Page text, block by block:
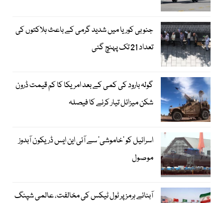
جنوبی کوریا میں شدید گرمی کے باعث ہلاکتوں کی
تعداد 21 تک پہنچ گئی
گولہ بارود کی کمی کے بعد امریکا کا کم قیمت ڈرون
شکن میزائل تیار کرنے کا فیصلہ
اسرائیل کو ’خاموشی‘ سے آئی این ایس ڈریکون آبدوز
موصول
آبنائے ہرمز پر ٹول ٹیکس کی مخالفت، عالمی شپنگ